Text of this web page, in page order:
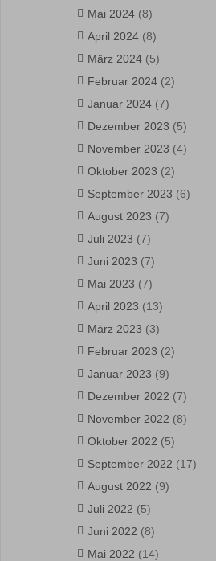
Mai 2024 (8)
April 2024 (8)
März 2024 (5)
Februar 2024 (2)
Januar 2024 (7)
Dezember 2023 (5)
November 2023 (4)
Oktober 2023 (2)
September 2023 (6)
August 2023 (7)
Juli 2023 (7)
Juni 2023 (7)
Mai 2023 (7)
April 2023 (13)
März 2023 (3)
Februar 2023 (2)
Januar 2023 (9)
Dezember 2022 (7)
November 2022 (8)
Oktober 2022 (5)
September 2022 (17)
August 2022 (9)
Juli 2022 (5)
Juni 2022 (8)
Mai 2022 (14)